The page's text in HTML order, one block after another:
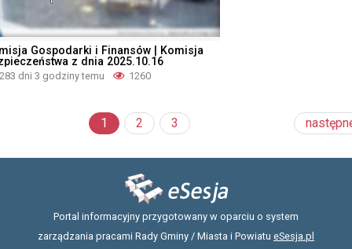
Gospodarki i Finansów | Komisja
z dnia 2025.10.16
283 dni 3 godziny temu 1260
1 2 3
Portal informacyjny przygotowany w oparciu o system
zarządzania pracami Rady Gminy / Miasta i Powiatu eSesja.pl